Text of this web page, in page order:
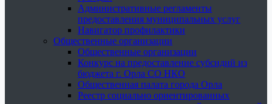
Административные регламенты
предоставления муниципальных услуг
Навигатор профилактики
Общественные организации
Общественные организации
Конкурс на предоставление субсидий из
бюджета г. Орла СО НКО
Общественная палата города Орла
Реестр социально ориентированных